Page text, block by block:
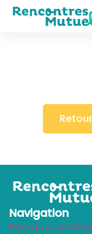
Navigation
Pourquoi